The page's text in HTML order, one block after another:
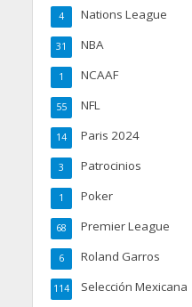
Nations League
4
NBA
31
NCAAF
1
NFL
55
Paris 2024
14
Patrocinios
3
Poker
1
Premier League
68
Roland Garros
6
Selección Mexicana
114